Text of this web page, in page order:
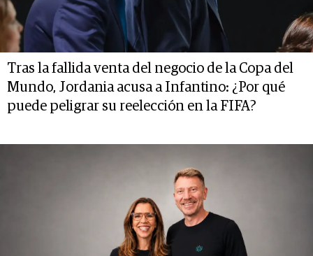
Tras la fallida venta del negocio de la Copa del
Mundo, Jordania acusa a Infantino: ¿Por qué
puede peligrar su reelección en la FIFA?